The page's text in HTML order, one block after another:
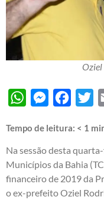
Oziel
WhatsAppMessenger
Tempo de leitura: < 1
Na sessão desta
Municípios da Bahia
financeiro de 2019 da
o ex-prefeito Oziel